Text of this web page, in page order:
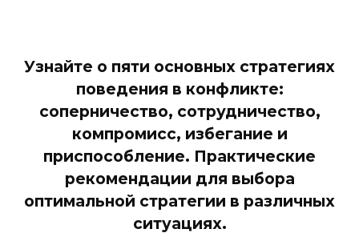
Узнайте о пяти основных стратегиях
поведения в конфликте:
соперничество, сотрудничество,
компромисс, избегание и
приспособление. Практические
рекомендации для выбора
оптимальной стратегии в различных
ситуациях.